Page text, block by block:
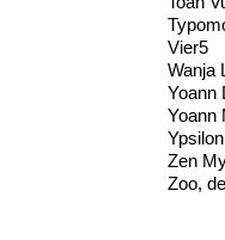
Vier5
Wanja
Yoann
Yoann
Zen
Zoo,